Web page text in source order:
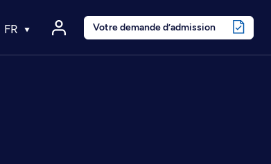
FR Votre demande d’admission